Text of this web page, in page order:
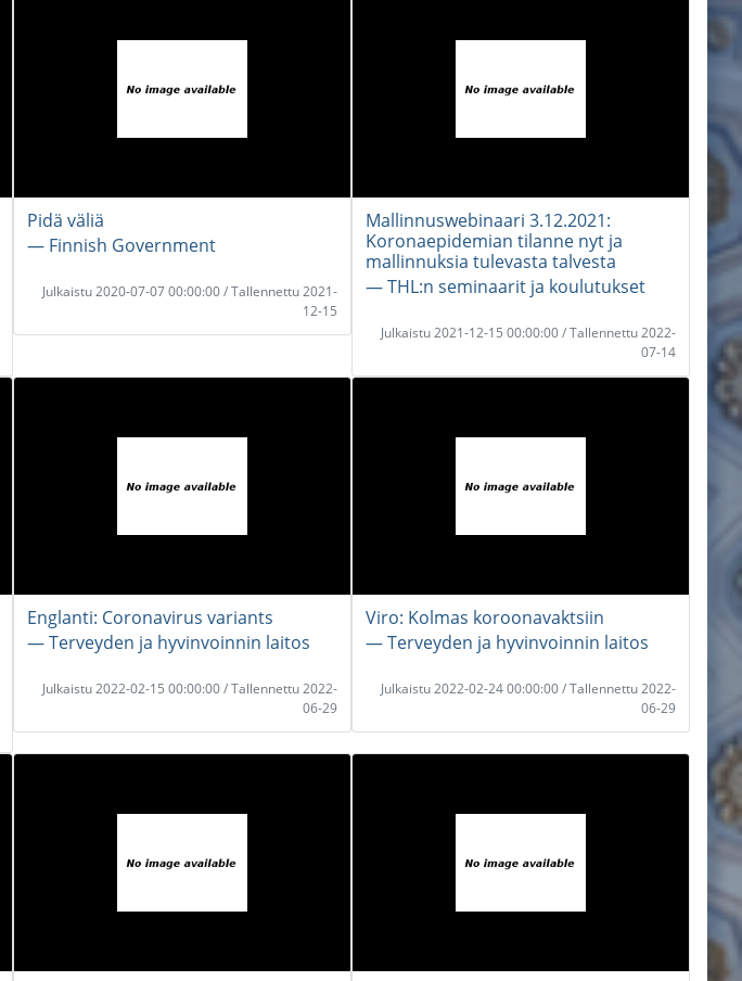
Pidä väliä
― Finnish Government
Julkaistu 2020-07-07 00:00:00 / Tallennettu 2021-
12-15
Mallinnuswebinaari 3.12.2021:
Koronaepidemian tilanne nyt ja
mallinnuksia tulevasta talvesta
― THL:n seminaarit ja koulutukset
Julkaistu 2021-12-15 00:00:00 / Tallennettu 2022-
07-14
Englanti: Coronavirus variants
― Terveyden ja hyvinvoinnin laitos
Julkaistu 2022-02-15 00:00:00 / Tallennettu 2022-
06-29
Viro: Kolmas koroonavaktsiin
― Terveyden ja hyvinvoinnin laitos
Julkaistu 2022-02-24 00:00:00 / Tallennettu 2022-
06-29